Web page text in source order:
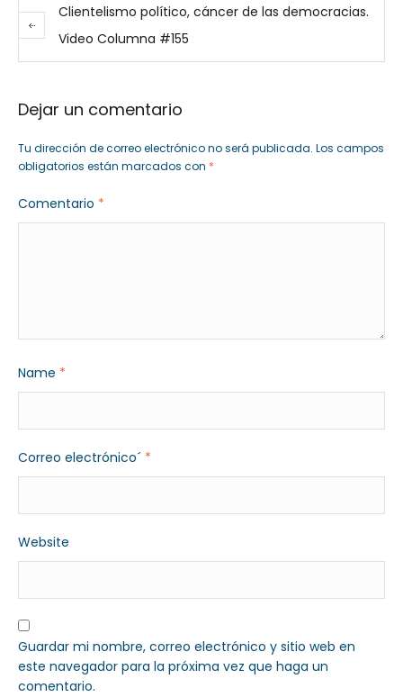
Clientelismo político, cáncer de las democracias.
Video Columna #155
Dejar un comentario
Tu dirección de correo electrónico no será publicada. Los campos
obligatorios están marcados con *
Comentario *
Name *
Correo electrónico´ *
Website
Guardar mi nombre, correo electrónico y sitio web en
este navegador para la próxima vez que haga un
comentario.